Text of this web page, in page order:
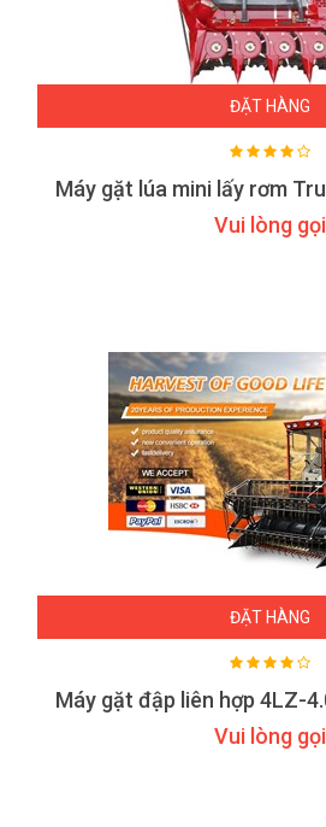
ĐẶT HÀNG
Vui lòng gọi
ĐẶT HÀNG
Vui lòng gọi